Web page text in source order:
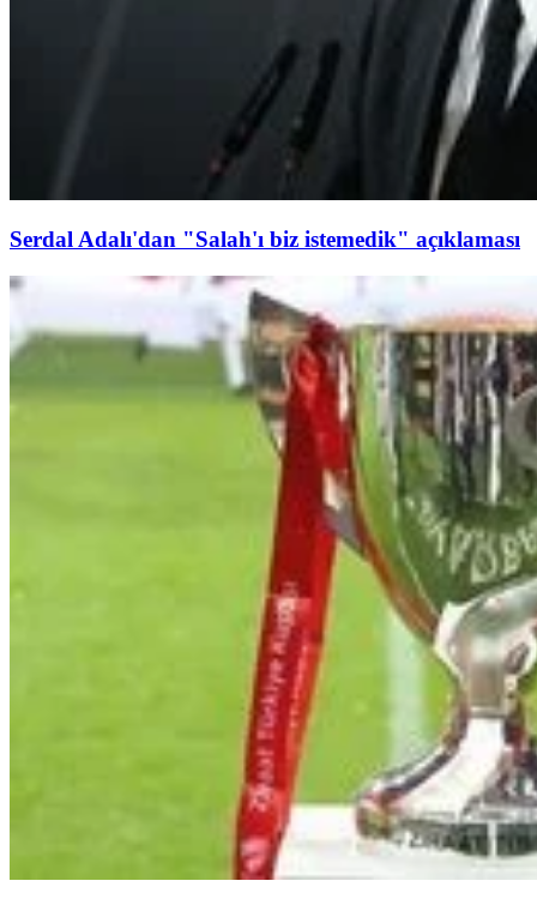
Serdal Adalı'dan "Salah'ı biz istemedik" açıklaması